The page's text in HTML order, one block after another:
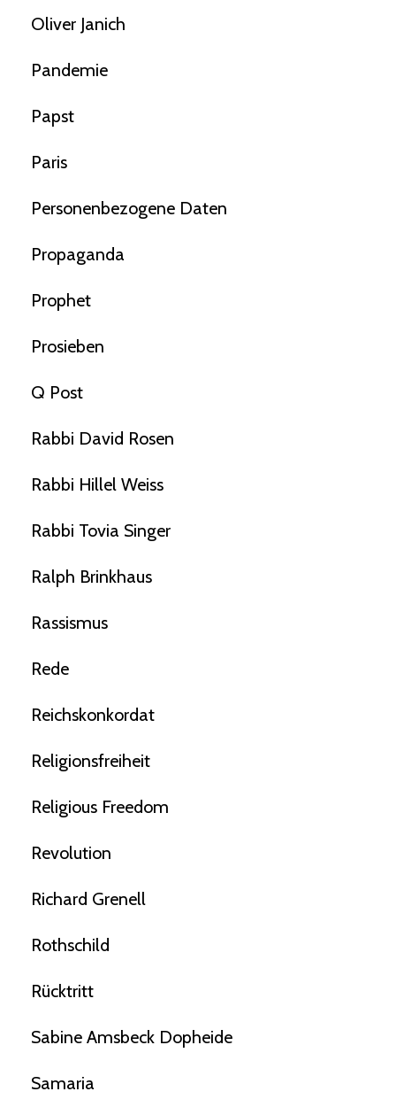
Oliver Janich
Pandemie
Papst
Paris
Personenbezogene Daten
Propaganda
Prophet
Prosieben
Q Post
Rabbi David Rosen
Rabbi Hillel Weiss
Rabbi Tovia Singer
Ralph Brinkhaus
Rassismus
Rede
Reichskonkordat
Religionsfreiheit
Religious Freedom
Revolution
Richard Grenell
Rothschild
Rücktritt
Sabine Amsbeck Dopheide
Samaria